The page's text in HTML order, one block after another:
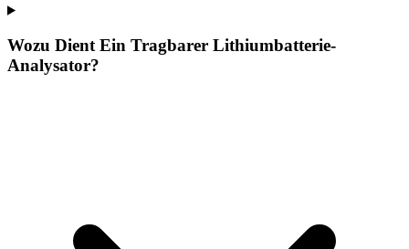
Wozu Dient Ein Tragbarer Lithiumbatterie-
Analysator?